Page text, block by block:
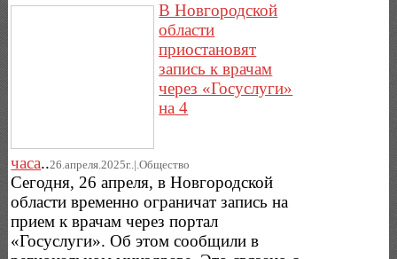
В Новгородской
области
приостановят
запись к врачам
через «Госуслуги»
на 4
часа..26.апреля.2025г..|.Общество
Сегодня, 26 апреля, в Новгородской
области временно ограничат запись на
прием к врачам через портал
«Госуслуги». Об этом сообщили в